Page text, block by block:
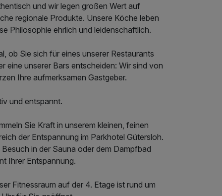
und wir legen großen Wert auf
regionale Produkte. Unsere Köche leben
Philosophie ehrlich und leidenschaftlich.
ob Sie sich für eines unserer Restaurants
eine unserer Bars entscheiden: Wir sind von
Ihre aufmerksamen Gastgeber.
und entspannt.
Sie Kraft in unserem kleinen, feinen
der Entspannung im Parkhotel Gütersloh.
Besuch in der Sauna oder dem Dampfbad
Ihrer Entspannung.
Fitnessraum auf der 4. Etage ist rund um